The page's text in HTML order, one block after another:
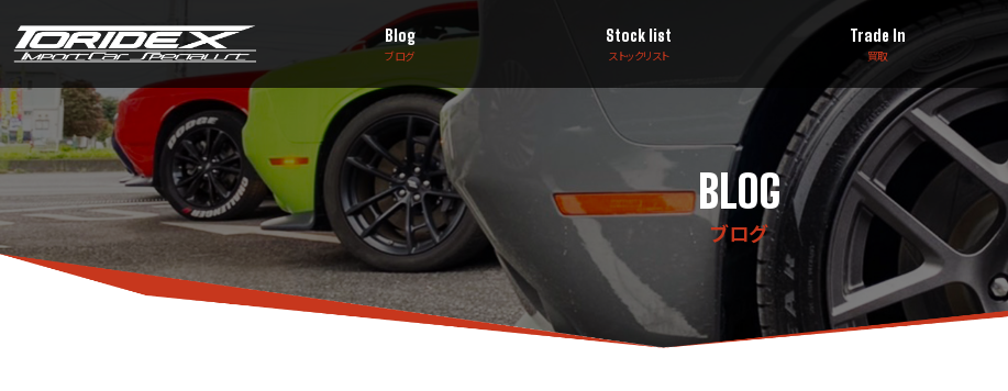
Blog
ブログ
Stock list
ストックリスト
Trade In
買取
BLOG
ブログ